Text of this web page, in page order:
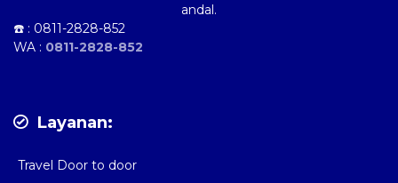
andal.
☎️ : 0811-2828-852
WA : 0811-2828-852
Layanan:
Travel Door to door